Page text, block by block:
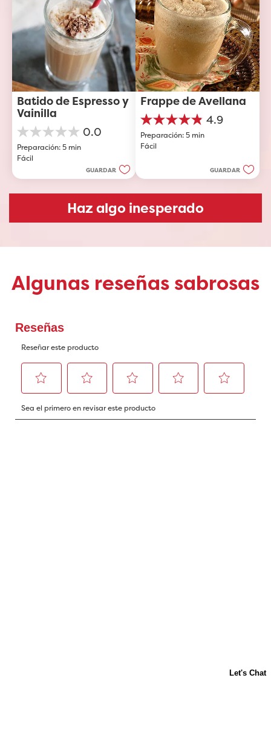
Batido de Espresso y
Vainilla
0.0
0.0
de
5
Preparación: 5 min
Fácil
GUARDAR
Frappe de Avellana
4.9
4.9
de
5
reseñas
Preparación: 5 min
Fácil
GUARDAR
Haz algo inesperado
Algunas reseñas sabrosas